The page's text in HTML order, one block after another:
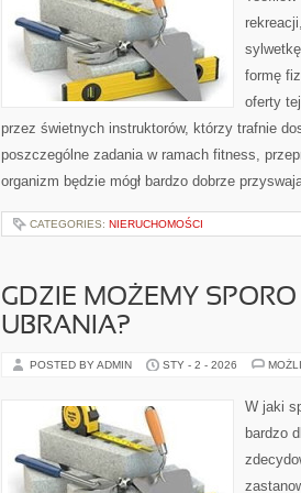
formę
oferty
przez świetnych instruktorów, którzy trafnie
poszczególne zadania w ramach fitness,
organizm będzie mógł bardzo dobrze
CATEGORIES: NIERUCHOMOŚCI
GDZIE MOŻEMY
UBRANIA?
POSTED BY ADMIN STY - 2 - 2026
W jaki
bardzo